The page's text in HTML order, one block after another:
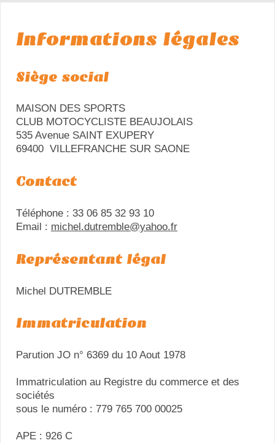
Informations légales
Siège social
MAISON DES SPORTS
CLUB MOTOCYCLISTE BEAUJOLAIS
535 Avenue SAINT EXUPERY
69400 VILLEFRANCHE SUR SAONE
Contact
Téléphone : 33 06 85 32 93 10
Email : michel.dutremble@yahoo.fr
Représentant légal
Michel DUTREMBLE
Immatriculation
Parution JO n° 6369 du 10 Aout 1978
Immatriculation au Registre du commerce et des
sociétés
sous le numéro : 779 765 700 00025
APE : 926 C